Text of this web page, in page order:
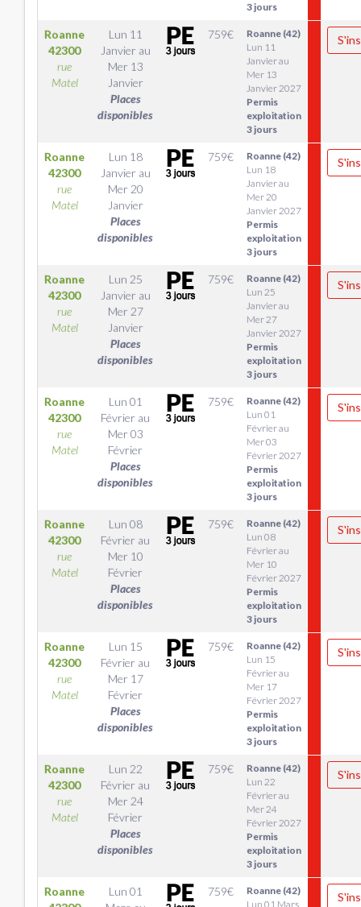
3 jours
Roanne
42300
rue
Matel
Lun 11
Janvier au
Mer 13
Janvier
Places
disponibles
759€
Roanne (42)
Lun 11
Janvier au
Mer 13
Janvier 2027
Permis
exploitation
3 jours
Roanne
42300
rue
Matel
Lun 18
Janvier au
Mer 20
Janvier
Places
disponibles
759€
Roanne (42)
Lun 18
Janvier au
Mer 20
Janvier 2027
Permis
exploitation
3 jours
Roanne
42300
rue
Matel
Lun 25
Janvier au
Mer 27
Janvier
Places
disponibles
759€
Roanne (42)
Lun 25
Janvier au
Mer 27
Janvier 2027
Permis
exploitation
3 jours
Roanne
42300
rue
Matel
Lun 01
Février au
Mer 03
Février
Places
disponibles
759€
Roanne (42)
Lun 01
Février au
Mer 03
Février 2027
Permis
exploitation
3 jours
Roanne
42300
rue
Matel
Lun 08
Février au
Mer 10
Février
Places
disponibles
759€
Roanne (42)
Lun 08
Février au
Mer 10
Février 2027
Permis
exploitation
3 jours
Roanne
42300
rue
Matel
Lun 15
Février au
Mer 17
Février
Places
disponibles
759€
Roanne (42)
Lun 15
Février au
Mer 17
Février 2027
Permis
exploitation
3 jours
Roanne
42300
rue
Matel
Lun 22
Février au
Mer 24
Février
Places
disponibles
759€
Roanne (42)
Lun 22
Février au
Mer 24
Février 2027
Permis
exploitation
3 jours
Roanne
Lun 01
759€
Roanne (42)
Lun 01 Mars